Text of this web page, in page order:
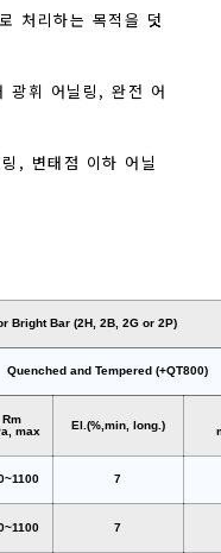
처리하는 목적을 덧
광휘 어닐링, 완전 어
, 변태점 이하 어닐
Bright Bar (2H, 2B, 2G or 2P)
Quenched and Tempered (+QT800)
Rm
max
El.(%,min, long.)
7
7